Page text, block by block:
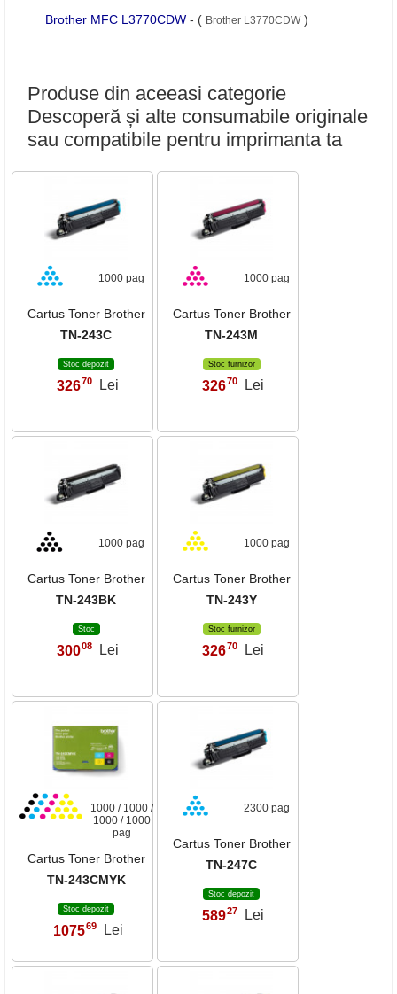
Brother MFC L3770CDW - ( Brother L3770CDW)
Produse din aceeasi categorie
Descoperă și alte consumabile originale
sau compatibile pentru imprimanta ta
1000 pag
Cartus Toner Brother
TN-243C
Stoc depozit
32670 Lei
1000 pag
Cartus Toner Brother
TN-243M
Stoc furnizor
32670 Lei
1000 pag
Cartus Toner Brother
TN-243BK
Stoc
30008 Lei
1000 pag
Cartus Toner Brother
TN-243Y
Stoc furnizor
32670 Lei
1000 / 1000 /
1000 / 1000
pag
Cartus Toner Brother
TN-243CMYK
Stoc depozit
107569 Lei
2300 pag
Cartus Toner Brother
TN-247C
Stoc depozit
58927 Lei